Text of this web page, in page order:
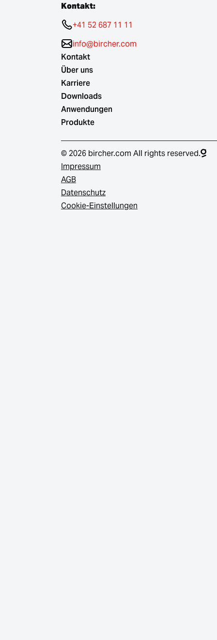
Kontakt:
+41 52 687 11 11
info@bircher.com
Kontakt
Über uns
Karriere
Downloads
Anwendungen
Produkte
© 2026 bircher.com All rights reserved.
Impressum
AGB
Datenschutz
Cookie-Einstellungen